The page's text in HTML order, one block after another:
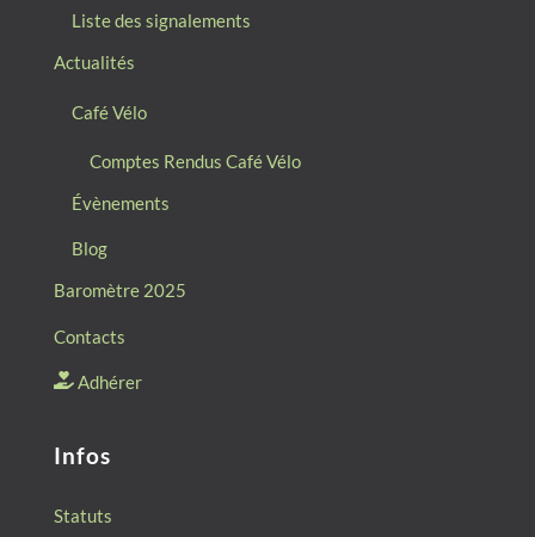
Liste des signalements
Actualités
Café Vélo
Comptes Rendus Café Vélo
Évènements
Blog
Baromètre 2025
Contacts
Adhérer
Infos
Statuts